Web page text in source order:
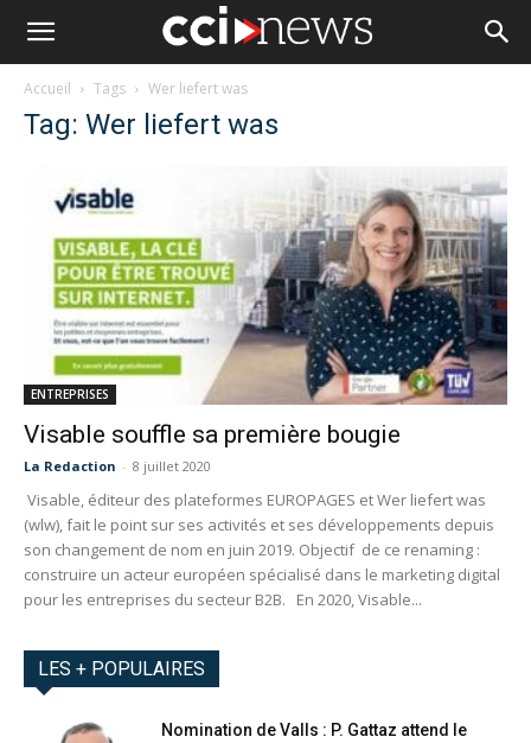
Accueil Tags Wer liefert was
Tag: Wer liefert was
ENTREPRISES
Visable souffle sa première bougie
La Redaction - 8 juillet 2020
Visable, éditeur des plateformes EUROPAGES et Wer liefert was
(wlw), fait le point sur ses activités et ses développements depuis
son changement de nom en juin 2019. Objectif de ce renaming :
construire un acteur européen spécialisé dans le marketing digital
pour les entreprises du secteur B2B. En 2020, Visable...
LES + POPULAIRES
Nomination de Valls : P. Gattaz attend le